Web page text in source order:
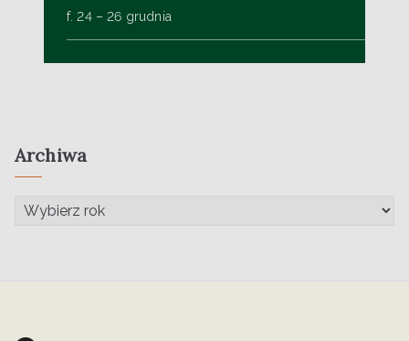
f. 24 – 26 grudnia
Archiwa